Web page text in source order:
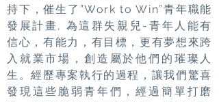
持下，催生了”Work to Win”青年職能
發展計畫, 為這群失親兒-青年人能有
信心，有能力，有目標，更有夢想來跨
入就業市場，創造屬於他們的璀璨人
生。經歷專案執行的過程，讓我們驚喜
發現這些脆弱青年們，經過簡單打磨